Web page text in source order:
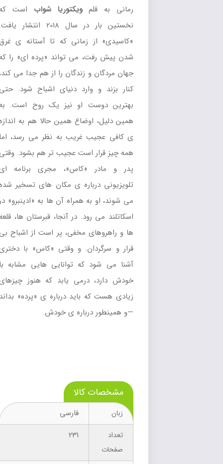
رمانی به قلمویکتوریا شواب است که
نخستین بار در سال 2018 انتشار یافت.
«کاسیدی» از زمانی که تا آستانه ی غرق
شدن پیش رفت، می تواند «پرده ای» را که
جهان مردگان و زندگان را از هم جدا می کند،
کنار بزند و وارد دنیای اشباح شود. حتی
بهترین دوست او نیز یک روح است. به
همین دلیل، اوضاع همین حالا هم به اندازه
ی کافی عجیب غریب به نظر می رسد، اما
همه چیز قرار است عجیب تر هم بشود. وقتی
پدر و مادر «کاس»، مجری برنامه ای
تلویزیونی درباره ی مکان های تسخیر شده
می شوند، او به همراه آن ها به «ادینبرو» در
اسکاتلند می رود. در آنجا، قبرستان ها، قلعه
ها و راهروهای مخفی، پر است از اشباح بی
قرار و سرگردان. و وقتی «کاس» با دختری
آشنا می شود که توانایی هایی مشابه با
خودش دارد، درمی یابد که هنوز چیزهای
زیادی هست که باید درباره ی «پرده» بداند
—و همینطور درباره ی خودش.
مشخصات کالا